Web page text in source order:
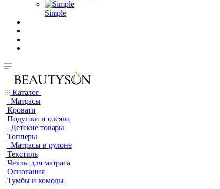
Simple
Каталог
Матрасы
Кровати
Подушки и одеяла
Детские товары
Топперы
Матрасы в рулоне
Текстиль
Чехлы для матраса
Основания
Тумбы и комоды